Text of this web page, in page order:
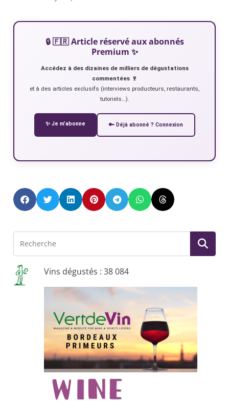
🔒 🇫🇷 Article réservé aux abonnés
Premium ✨
Accédez à des dizaines de milliers de dégustations
commentées 🍷
et à des articles exclusifs (interviews producteurs, restaurants,
tutoriels…).
✨ Je m’abonne 🔑 Déjà abonné ? Connexion
Vins dégustés : 38 084